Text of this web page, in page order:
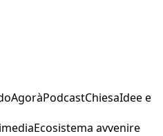
AgoràPodcastChiesaIdee e
Ecosistema avvenire